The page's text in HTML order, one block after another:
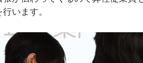
います。